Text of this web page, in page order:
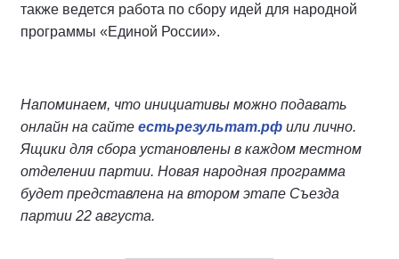
также ведется работа по сбору идей для народной
программы «Единой России».
Напоминаем, что инициативы можно подавать
онлайн на сайте естьрезультат.рф или лично.
Ящики для сбора установлены в каждом местном
отделении партии. Новая народная программа
будет представлена на втором этапе Съезда
партии 22 августа.